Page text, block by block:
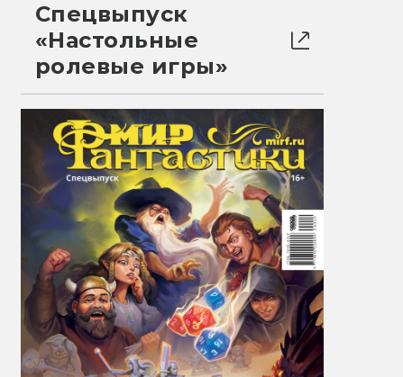
Спецвыпуск
«Настольные
ролевые игры»